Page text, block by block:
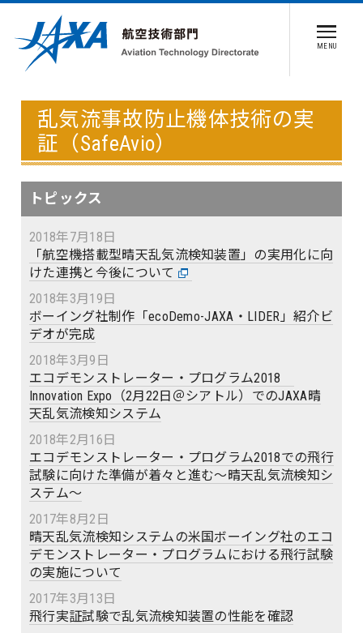
MENU
乱気流事故防止機体技術の実
証（SafeAvio）
トピックス
2018年7月18日
「航空機搭載型晴天乱気流検知装置」の実用化に向
けた連携と今後について
2018年3月19日
ボーイング社制作「ecoDemo-JAXA・LIDER」紹介ビ
デオが完成
2018年3月9日
エコデモンストレーター・プログラム2018
Innovation Expo（2月22日＠シアトル）でのJAXA晴
天乱気流検知システム
2018年2月16日
エコデモンストレーター・プログラム2018での飛行
試験に向けた準備が着々と進む～晴天乱気流検知シ
ステム～
2017年8月2日
晴天乱気流検知システムの米国ボーイング社のエコ
デモンストレーター・プログラムにおける飛行試験
の実施について
2017年3月13日
飛行実証試験で乱気流検知装置の性能を確認